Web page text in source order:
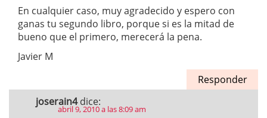
En cualquier caso, muy agradecido y espero con
ganas tu segundo libro, porque si es la mitad de
bueno que el primero, merecerá la pena.
Javier M
Responder
joserain4 dice:
abril 9, 2010 a las 8:09 am